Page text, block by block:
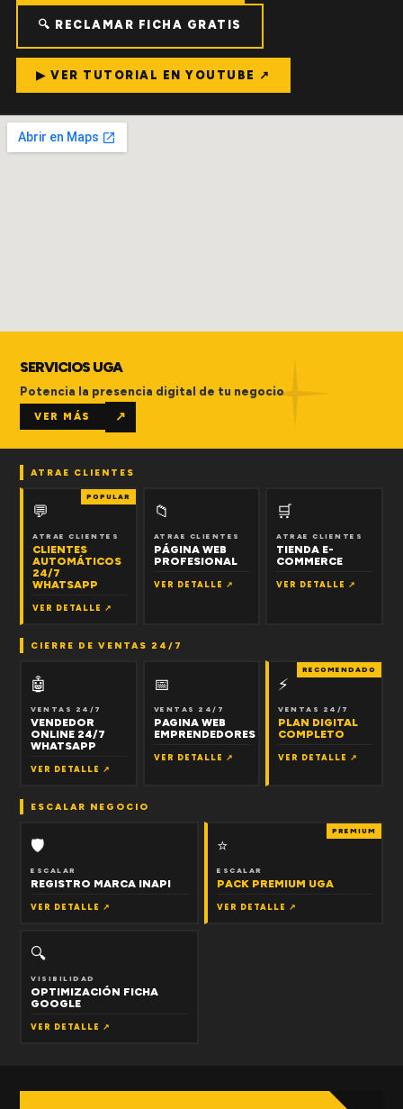
🔍 RECLAMAR FICHA GRATIS
▶ VER TUTORIAL EN YOUTUBE ↗
SERVICIOS UGA
Potencia la presencia digital de tu negocio
VER MÁS ↗
ATRAE CLIENTES
POPULAR
💬
ATRAE CLIENTES
CLIENTES
AUTOMÁTICOS
24/7
WHATSAPP
VER DETALLE ↗
📁
ATRAE CLIENTES
PÁGINA WEB
PROFESIONAL
VER DETALLE ↗
🛒
ATRAE CLIENTES
TIENDA E-
COMMERCE
VER DETALLE ↗
CIERRE DE VENTAS 24/7
🤖
VENTAS 24/7
VENDEDOR
ONLINE 24/7
WHATSAPP
VER DETALLE ↗
📅
VENTAS 24/7
PAGINA WEB
EMPRENDEDORES
VER DETALLE ↗
RECOMENDADO
⚡
VENTAS 24/7
PLAN DIGITAL
COMPLETO
VER DETALLE ↗
ESCALAR NEGOCIO
🛡
ESCALAR
REGISTRO MARCA INAPI
VER DETALLE ↗
PREMIUM
⭐
ESCALAR
PACK PREMIUM UGA
VER DETALLE ↗
🔍
VISIBILIDAD
OPTIMIZACIÓN FICHA
GOOGLE
VER DETALLE ↗